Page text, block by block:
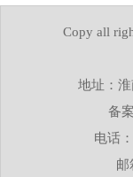
Copy all
地址：
备
电话
邮